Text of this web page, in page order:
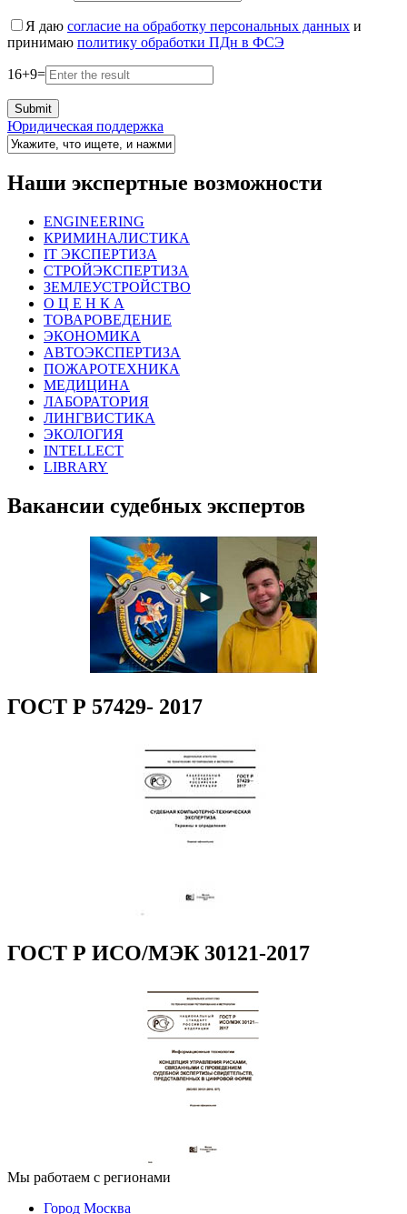
Я даю согласие на обработку персональных данных и
принимаю политику обработки ПДн в ФСЭ
16+9=
Юридическая поддержка
Наши экспертные возможности
ENGINEERING
КРИМИНАЛИСТИКА
IT ЭКСПЕРТИЗА
СТРОЙЭКСПЕРТИЗА
ЗЕМЛЕУСТРОЙСТВО
О Ц Е Н К А
ТОВАРОВЕДЕНИЕ
ЭКОНОМИКА
АВТОЭКСПЕРТИЗА
ПОЖАРОТЕХНИКА
МЕДИЦИНА
ЛАБОРАТОРИЯ
ЛИНГВИСТИКА
ЭКОЛОГИЯ
INTELLECT
LIBRARY
Вакансии судебных экспертов
ГОСТ Р 57429- 2017
ГОСТ Р ИСО/МЭК 30121-2017
Мы работаем с регионами
Город Москва